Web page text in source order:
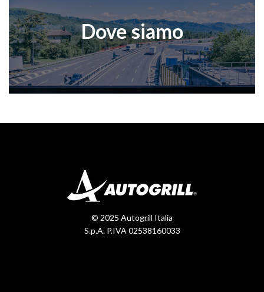
Dove siamo
© 2025 Autogrill Italia
S.p.A. P.IVA 02538160033